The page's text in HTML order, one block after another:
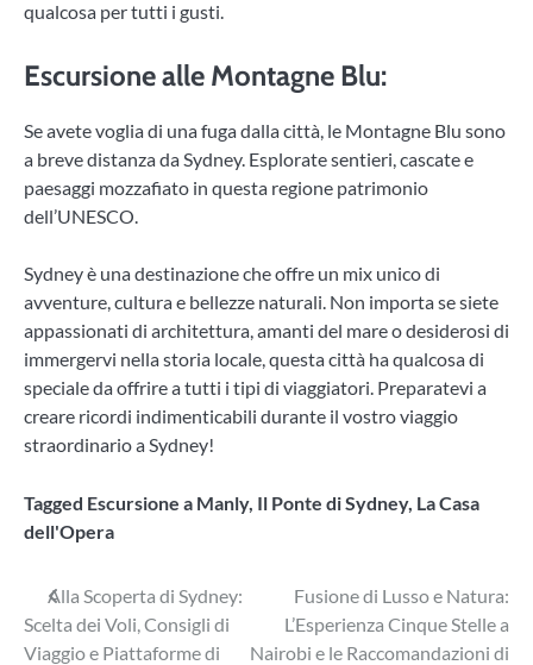
qualcosa per tutti i gusti.
Escursione alle Montagne Blu:
Se avete voglia di una fuga dalla città, le Montagne Blu sono
a breve distanza da Sydney. Esplorate sentieri, cascate e
paesaggi mozzafiato in questa regione patrimonio
dell’UNESCO.
Sydney è una destinazione che offre un mix unico di
avventure, cultura e bellezze naturali. Non importa se siete
appassionati di architettura, amanti del mare o desiderosi di
immergervi nella storia locale, questa città ha qualcosa di
speciale da offrire a tutti i tipi di viaggiatori. Preparatevi a
creare ricordi indimenticabili durante il vostro viaggio
straordinario a Sydney!
Tagged Escursione a Manly, Il Ponte di Sydney, La Casa
dell'Opera
Navigazione
articoli
Alla Scoperta di Sydney:
Scelta dei Voli, Consigli di
Viaggio e Piattaforme di
Fusione di Lusso e Natura:
L’Esperienza Cinque Stelle a
Nairobi e le Raccomandazioni di